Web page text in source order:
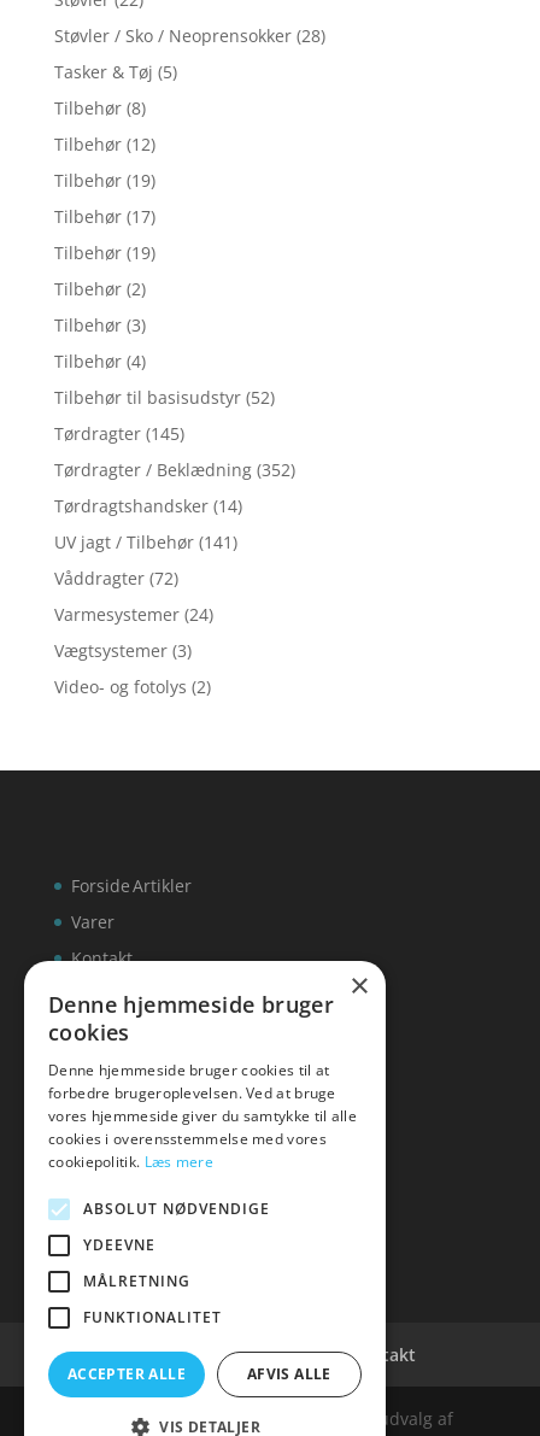
Støvler / Sko / Neoprensokker (28)
Tasker & Tøj (5)
Tilbehør (8)
Tilbehør (12)
Tilbehør (19)
Tilbehør (17)
Tilbehør (19)
Tilbehør (2)
Tilbehør (3)
Tilbehør (4)
Tilbehør til basisudstyr (52)
Tørdragter (145)
Tørdragter / Beklædning (352)
Tørdragtshandsker (14)
UV jagt / Tilbehør (141)
Våddragter (72)
Varmesystemer (24)
Vægtsystemer (3)
Video- og fotolys (2)
Forside
Varer
Kontakt
Artikler
inks
Tlf: 7876 8672
Mail:info@inks.dk
Cookie- og privatlivspolitik Kontakt
Denne hjemmeside samler et bredt udvalg af
×
Denne hjemmeside bruger
cookies
Denne hjemmeside bruger cookies til at
forbedre brugeroplevelsen. Ved at bruge
vores hjemmeside giver du samtykke til alle
cookies i overensstemmelse med vores
cookiepolitik. Læs mere
ABSOLUT NØDVENDIGE
YDEEVNE
MÅLRETNING
FUNKTIONALITET
ACCEPTER ALLE AFVIS ALLE
VIS DETALJER